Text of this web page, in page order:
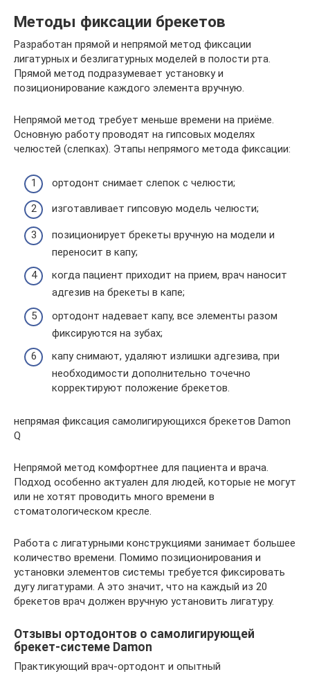
Методы фиксации брекетов
Разработан прямой и непрямой метод фиксации
лигатурных и безлигатурных моделей в полости рта.
Прямой метод подразумевает установку и
позиционирование каждого элемента вручную.
Непрямой метод требует меньше времени на приёме.
Основную работу проводят на гипсовых моделях
челюстей (слепках). Этапы непрямого метода фиксации:
ортодонт снимает слепок с челюсти;
изготавливает гипсовую модель челюсти;
позиционирует брекеты вручную на модели и
переносит в капу;
когда пациент приходит на прием, врач наносит
адгезив на брекеты в капе;
ортодонт надевает капу, все элементы разом
фиксируются на зубах;
капу снимают, удаляют излишки адгезива, при
необходимости дополнительно точечно
корректируют положение брекетов.
непрямая фиксация самолигирующихся брекетов Damon
Q
Непрямой метод комфортнее для пациента и врача.
Подход особенно актуален для людей, которые не могут
или не хотят проводить много времени в
стоматологическом кресле.
Работа с лигатурными конструкциями занимает большее
количество времени. Помимо позиционирования и
установки элементов системы требуется фиксировать
дугу лигатурами. А это значит, что на каждый из 20
брекетов врач должен вручную установить лигатуру.
Отзывы ортодонтов о самолигирующей
брекет-системе Damon
Практикующий врач-ортодонт и опытный